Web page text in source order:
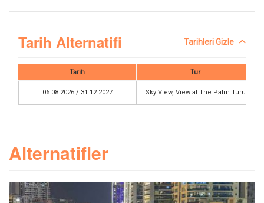
Tarih Alternatifi Tarihleri Gizle
Tarih Tur
06.08.2026 / 31.12.2027 Sky View, View at The Palm Turu
Alternatifler